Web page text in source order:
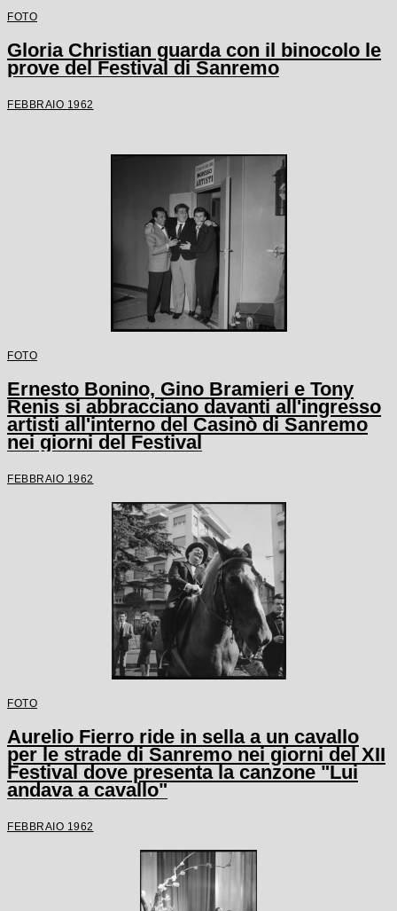
FOTO
Gloria Christian guarda con il binocolo le
prove del Festival di Sanremo
FEBBRAIO 1962
FOTO
Ernesto Bonino, Gino Bramieri e Tony
Renis si abbracciano davanti all'ingresso
artisti all'interno del Casinò di Sanremo
nei giorni del Festival
FEBBRAIO 1962
FOTO
Aurelio Fierro ride in sella a un cavallo
per le strade di Sanremo nei giorni del XII
Festival dove presenta la canzone "Lui
andava a cavallo"
FEBBRAIO 1962